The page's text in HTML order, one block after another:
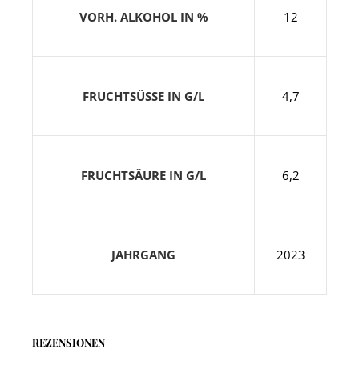
VORH. ALKOHOL IN % 12
FRUCHTSÜSSE IN G/L 4,7
FRUCHTSÄURE IN G/L 6,2
JAHRGANG 2023
REZENSIONEN